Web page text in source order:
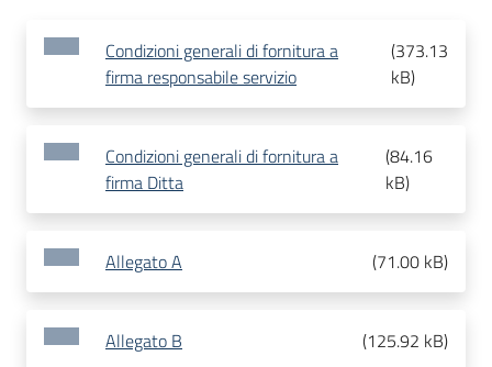
Condizioni generali di fornitura a
firma responsabile servizio
(373.13
kB)
Condizioni generali di fornitura a
firma Ditta
(84.16
kB)
Allegato A (71.00 kB)
Allegato B (125.92 kB)